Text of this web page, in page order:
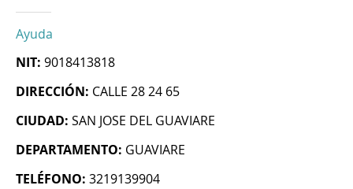
Ayuda
NIT: 9018413818
DIRECCIÓN: CALLE 28 24 65
CIUDAD: SAN JOSE DEL GUAVIARE
DEPARTAMENTO: GUAVIARE
TELÉFONO: 3219139904